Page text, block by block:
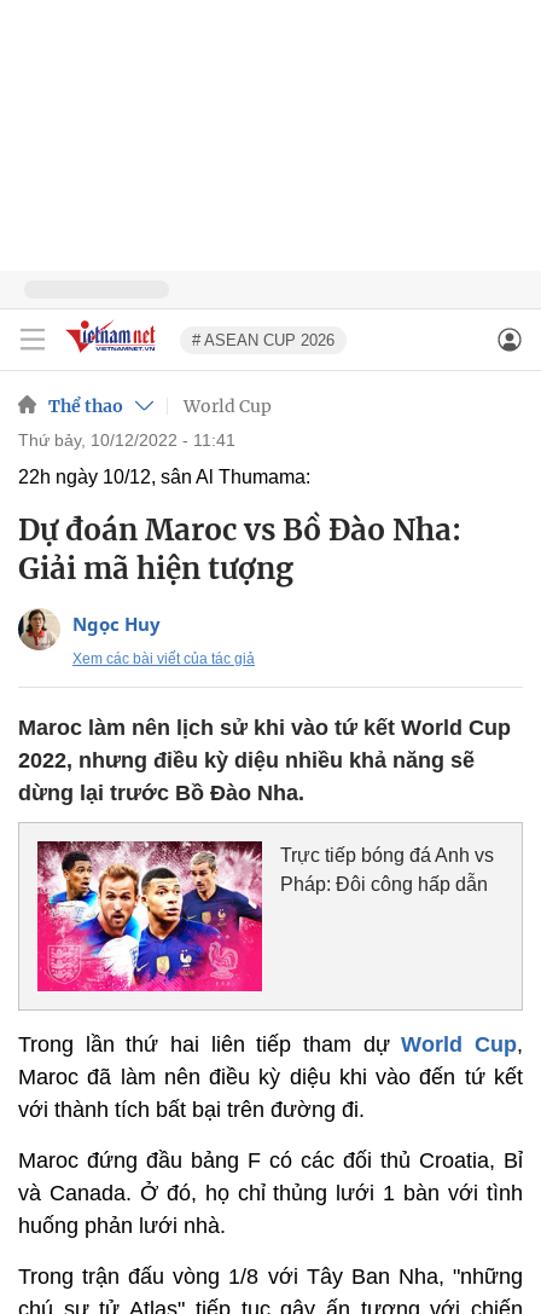
# ASEAN CUP 2026
Thể thao World Cup
thứ bảy, 10/12/2022 - 11:41
22h ngày 10/12, sân Al Thumama:
Dự đoán Maroc vs Bồ Đào Nha:
Giải mã hiện tượng
Ngọc Huy
Xem các bài viết của tác giả
Maroc làm nên lịch sử khi vào tứ kết World Cup
2022, nhưng điều kỳ diệu nhiều khả năng sẽ
dừng lại trước Bồ Đào Nha.
Trực tiếp bóng đá Anh vs
Pháp: Đôi công hấp dẫn
Trong lần thứ hai liên tiếp tham dựWorld Cup,
Maroc đã làm nên điều kỳ diệu khi vào đến tứ kết
với thành tích bất bại trên đường đi.
Maroc đứng đầu bảng F có các đối thủ Croatia, Bỉ
và Canada. Ở đó, họ chỉ thủng lưới 1 bàn với tình
huống phản lưới nhà.
Trong trận đấu vòng 1/8 với Tây Ban Nha, "những
chú sư tử Atlas" tiếp tục gây ấn tượng với chiến